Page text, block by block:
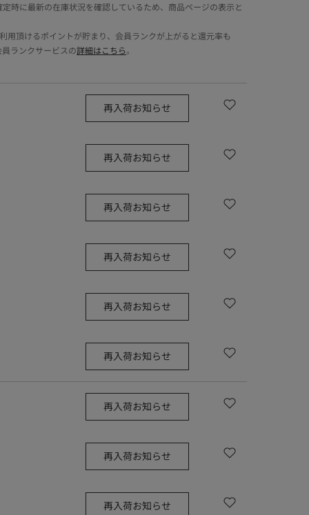
時に最新の在庫状況を確認しているため、商品ページの表示と
用頂けるポイントが貯まり、会員ランクが上がると還元率も
ランクサービスの詳細はこちら。
再入荷お知らせ
再入荷お知らせ
再入荷お知らせ
再入荷お知らせ
再入荷お知らせ
再入荷お知らせ
再入荷お知らせ
再入荷お知らせ
再入荷お知らせ